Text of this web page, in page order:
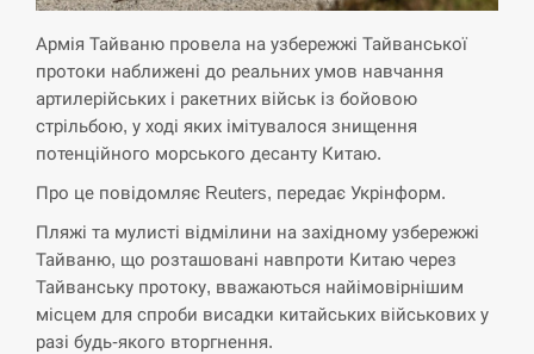
СЕРПЕНЬ
Экс-послу в США Стефанишиной вручили новое
подозрение и избирают меру…
СЕРПЕНЬ
14:40
У Росії розгортається ракетний підрозділ КНДР –
Reuters
СЕРПЕНЬ
Армія Тайваню провела на узбережжі Тайванської
протоки наближені до реальних умов навчання
артилерійських і ракетних військ із бойовою
стрільбою, у ході яких імітувалося знищення
потенційного морського десанту Китаю.
Про це повідомляє Reuters, передає Укрінформ.
Пляжі та мулисті відмілини на західному узбережжі
Тайваню, що розташовані навпроти Китаю через
Тайванську протоку, вважаються найімовірнішим
місцем для спроби висадки китайських військових у
разі будь-якого вторгнення.